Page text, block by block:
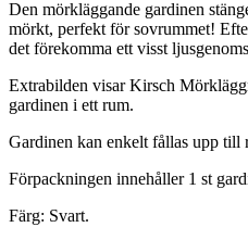
Den mörkläggande gardinen
mörkt, perfekt för sovrummet!
det förekomma ett visst
Extrabilden visar Kirsch
gardinen i ett rum.
Gardinen kan enkelt fållas upp till
Förpackningen innehåller 1 st
Färg: Svart.